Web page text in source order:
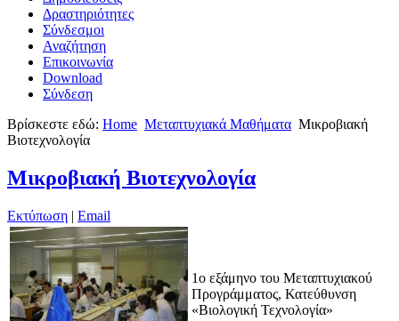
Δραστηριότητες
Σύνδεσμοι
Αναζήτηση
Επικοινωνία
Download
Σύνδεση
Βρίσκεστε εδώ: Home Μεταπτυχιακά Μαθήματα Μικροβιακή
Βιοτεχνολογία
Μικροβιακή Βιοτεχνολογία
Εκτύπωση | Email
1ο εξάμηνο του Μεταπτυχιακού
Προγράμματος, Κατεύθυνση
«Βιολογική Τεχνολογία»